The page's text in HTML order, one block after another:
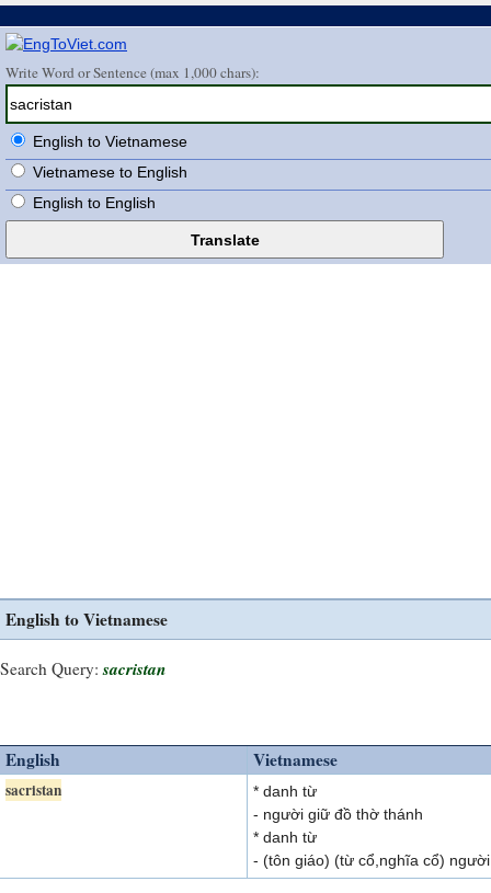
Write Word or Sentence (max 1,000 chars):
English to Vietnamese
Vietnamese to English
English to English
English to Vietnamese
Search Query: sacristan
English Vietnamese
sacristan
* danh từ
- người giữ đồ thờ thánh
* danh từ
- (tôn giáo) (từ cổ,nghĩa cổ)